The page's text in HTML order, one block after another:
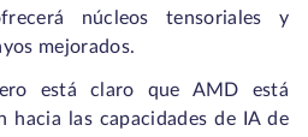
núcleos tensoriales y
mejorados.
está claro que AMD está
hacia las capacidades de IA de